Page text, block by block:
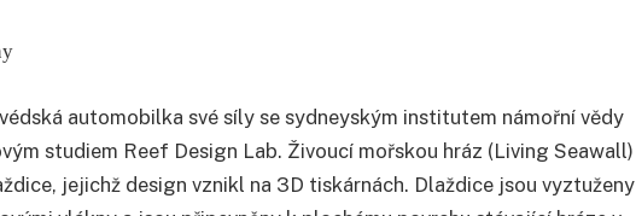
automobilka své síly se sydneyským institutem námořní vědy
studiem Reef Design Lab. Živoucí mořskou hráz (Living Seawall)
jejichž design vznikl na 3D tiskárnách. Dlaždice jsou vyztuženy